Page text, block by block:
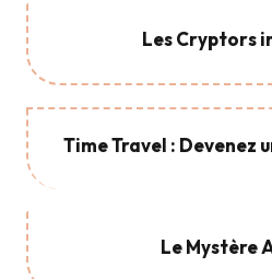
Les Cryptors
Time Travel : Devenez
Le Mystère